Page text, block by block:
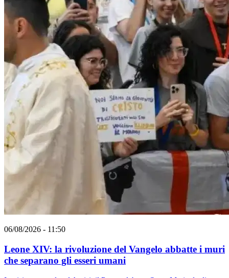
06/08/2026 - 11:50
Leone XIV: la rivoluzione del Vangelo abbatte i muri
che separano gli esseri umani